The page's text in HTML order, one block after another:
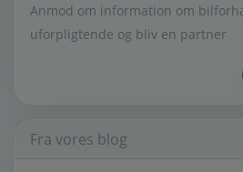
Anmod om information om
uforpligtende og bliv en partner
Fra vores blog